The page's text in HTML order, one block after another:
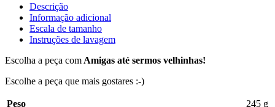
Descrição
Informação adicional
Escala de tamanho
Instruções de lavagem
Escolha a peça com Amigas até sermos velhinhas!
Escolhe a peça que mais gostares :-)
Peso 245 g